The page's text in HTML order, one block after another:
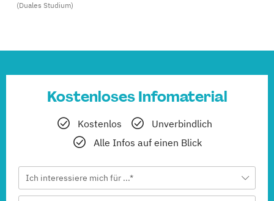
(Duales Studium)
Kostenloses Infomaterial
Kostenlos
Unverbindlich
Alle Infos auf einen Blick
Ich interessiere mich für ...*